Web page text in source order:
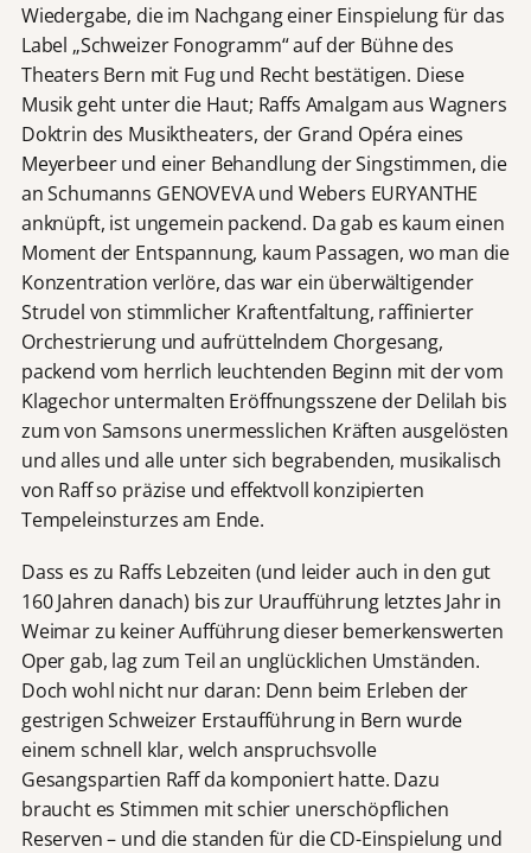
Wiedergabe, die im Nachgang einer Einspielung für das
Label „Schweizer Fonogramm“ auf der Bühne des
Theaters Bern mit Fug und Recht bestätigen. Diese
Musik geht unter die Haut; Raffs Amalgam aus Wagners
Doktrin des Musiktheaters, der Grand Opéra eines
Meyerbeer und einer Behandlung der Singstimmen, die
an Schumanns GENOVEVA und Webers EURYANTHE
anknüpft, ist ungemein packend. Da gab es kaum einen
Moment der Entspannung, kaum Passagen, wo man die
Konzentration verlöre, das war ein überwältigender
Strudel von stimmlicher Kraftentfaltung, raffinierter
Orchestrierung und aufrüttelndem Chorgesang,
packend vom herrlich leuchtenden Beginn mit der vom
Klagechor untermalten Eröffnungsszene der Delilah bis
zum von Samsons unermesslichen Kräften ausgelösten
und alles und alle unter sich begrabenden, musikalisch
von Raff so präzise und effektvoll konzipierten
Tempeleinsturzes am Ende.
Dass es zu Raffs Lebzeiten (und leider auch in den gut
160 Jahren danach) bis zur Uraufführung letztes Jahr in
Weimar zu keiner Aufführung dieser bemerkenswerten
Oper gab, lag zum Teil an unglücklichen Umständen.
Doch wohl nicht nur daran: Denn beim Erleben der
gestrigen Schweizer Erstaufführung in Bern wurde
einem schnell klar, welch anspruchsvolle
Gesangspartien Raff da komponiert hatte. Dazu
braucht es Stimmen mit schier unerschöpflichen
Reserven – und die standen für die CD-Einspielung und